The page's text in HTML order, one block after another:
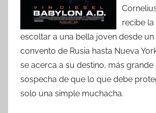
recibe
escoltar a una bella joven desde
convento de Rusia hasta Nueva
se acerca a su destino, más grande
sospecha de que lo que debe
solo una simple muchacha.